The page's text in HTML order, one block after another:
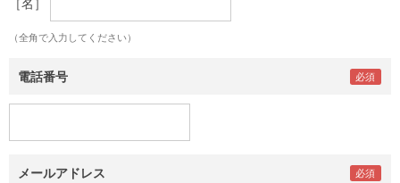
［名］
（全角で入力してください）
電話番号
メールアドレス